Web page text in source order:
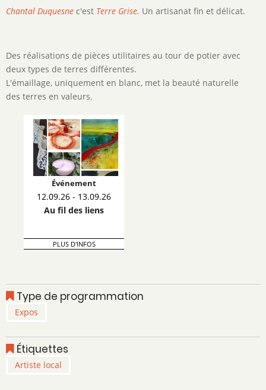
Chantal Duquesne c'est Terre Grise. Un artisanat fin et délicat.
Des réalisations de pièces utilitaires au tour de potier avec
deux types de terres différentes.
L'émaillage, uniquement en blanc, met la beauté naturelle
des terres en valeurs.
Événement
12.09.26 - 13.09.26
Au fil des liens
PLUS D'INFOS
Type de programmation
Expos
Étiquettes
Artiste local